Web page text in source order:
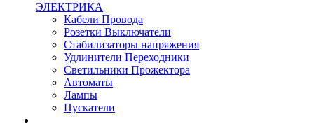
ЭЛЕКТРИКА
Кабели Провода
Розетки Выключатели
Стабилизаторы напряжения
Удлинители Переходники
Светильники Прожектора
Автоматы
Лампы
Пускатели